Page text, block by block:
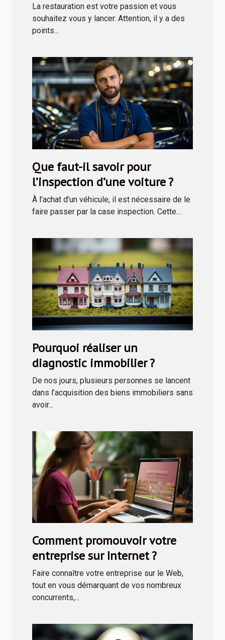
entreprendre en restauration ?
La restauration est votre passion et vous
souhaitez vous y lancer. Attention, il y a des
points...
Que faut-il savoir pour
l’inspection d’une voiture ?
À l’achat d’un véhicule, il est nécessaire de le
faire passer par la case inspection. Cette...
Pourquoi réaliser un
diagnostic immobilier ?
De nos jours, plusieurs personnes se lancent
dans l’acquisition des biens immobiliers sans
avoir...
Comment promouvoir votre
entreprise sur Internet ?
Faire connaître votre entreprise sur le Web,
tout en vous démarquant de vos nombreux
concurrents,...